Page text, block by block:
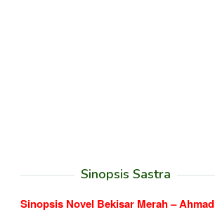
Sinopsis Sastra
Sinopsis Novel Bekisar Merah – Ahmad